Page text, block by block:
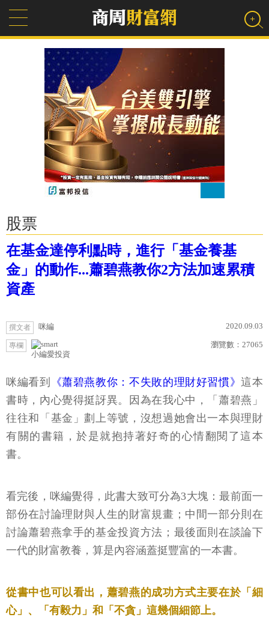
股票
在基金達停利點時，進行「基金養基
金」的動作...蕭碧燕教你2方法加速累積
資產
撰文者 咪編 2020.09.03
專欄
小編愛投資
瀏覽數： 27065
咪編看到 《蕭碧燕教你：不失敗的理財好習慣》這本
書時，內心覺得挺訝異。因為在我心中，「蕭碧燕」
往往和「基金」劃上等號，沒想過她會出一本與理財
有關的書籍，於是就抱持著好奇的心情翻閱了這本
書。
看完後，咪編覺得，此書大致可分為3大塊：最前面一
部份在討論理財與人生的財富規畫；中間一部分則在
討論蕭碧燕拿手的基金投資方法；最後面則在談論下
一代的財富教養，算是內容涵蓋挺豐富的一本書。
從書中也可以看出，蕭碧燕的成功方式主要在於「細
心」、「有毅力」和「不貪」這幾個細節上。